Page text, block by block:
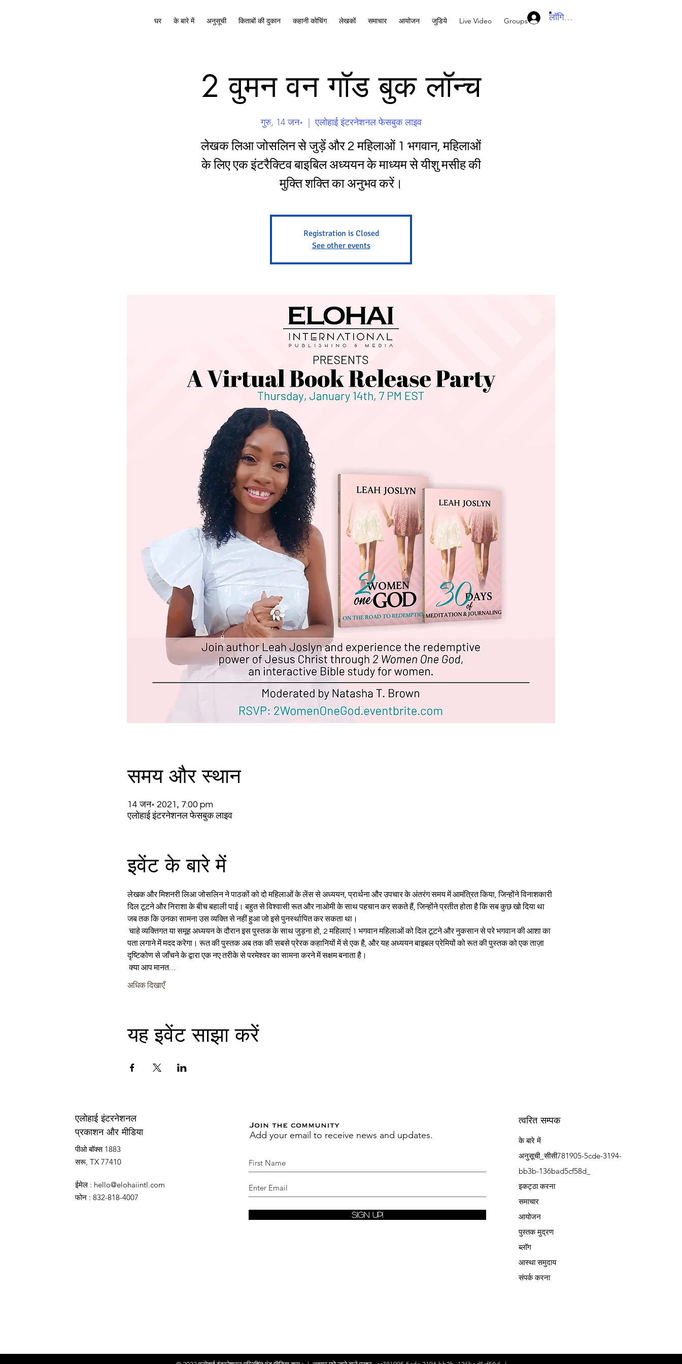
घर के बारे में अनुसूची किताबों की दुकान कहानी कोचिंग लेखकों समाचार आयोजन जुडिये Live Video Groups लॉगिन करें
2 वुमन वन गॉड बुक लॉन्च
गुरु, 14 जन॰
  |
एलोहाई इंटरनेशनल फेसबुक लाइव
लेखक लिआ जोसलिन से जुड़ें और 2 महिलाओं 1 भगवान, महिलाओं
के लिए एक इंटरैक्टिव बाइबिल अध्ययन के माध्यम से यीशु मसीह की
मुक्ति शक्ति का अनुभव करें।
Registration is Closed
See other events
समय और स्थान
14 जन॰ 2021, 7:00 pm
एलोहाई इंटरनेशनल फेसबुक लाइव
इवेंट के बारे में
लेखक और मिशनरी लिआ जोसलिन ने पाठकों को दो महिलाओं के लेंस से अध्ययन, प्रार्थना और उपचार के अंतरंग समय में आमंत्रित किया, जिन्होंने विनाशकारी
दिल टूटने और निराशा के बीच बहाली पाई। बहुत से विश्वासी रूत और नाओमी के साथ पहचान कर सकते हैं, जिन्होंने प्रतीत होता है कि सब कुछ खो दिया था
जब तक कि उनका सामना उस व्यक्ति से नहीं हुआ जो इसे पुनर्स्थापित कर सकता था।
चाहे व्यक्तिगत या समूह अध्ययन के दौरान इस पुस्तक के साथ जुड़ना हो, 2 महिलाएं 1 भगवान महिलाओं को दिल टूटने और नुकसान से परे भगवान की आशा का
पता लगाने में मदद करेगा। रूत की पुस्तक अब तक की सबसे प्रेरक कहानियों में से एक है, और यह अध्ययन बाइबल प्रेमियों को रूत की पुस्तक को एक ताज़ा
दृष्टिकोण से जाँचने के द्वारा एक नए तरीके से परमेश्वर का सामना करने में सक्षम बनाता है।
क्या आप मानत…
अधिक दिखाएँ
यह इवेंट साझा करें
एलोहाई इंटरनेशनल
प्रकाशन और मीडिया
पीओ बॉक्स 1883
सरू, TX 77410
ईमेल : hello@elohaiintl.com
फोन : 832-818-4007
Join the community
Add your email to receive news and updates.
Sign Up!
त्वरित सम्पक
के बारे में
अनुसूची_सीसी781905-5cde-3194-
bb3b-136bad5cf58d_
इकट्ठा करना
समाचार
आयोजन
पुस्तक मुद्रण
ब्लॉग
आस्था समुदाय
संपर्क करना